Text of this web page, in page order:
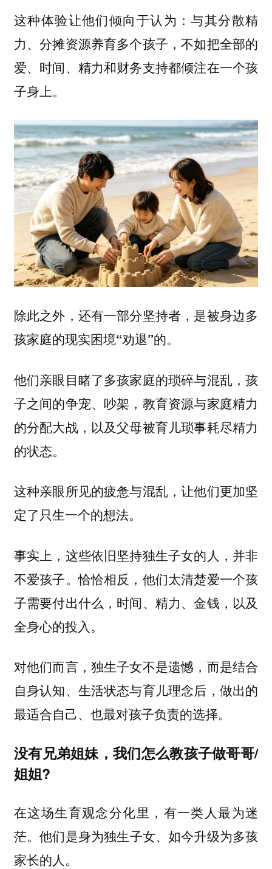
这种体验让他们倾向于认为：与其分散精
力、分摊资源养育多个孩子，不如把全部的
爱、时间、精力和财务支持都倾注在一个孩
子身上。
除此之外，还有一部分坚持者，是被身边多
孩家庭的现实困境“劝退”的。
他们亲眼目睹了多孩家庭的琐碎与混乱，孩
子之间的争宠、吵架，教育资源与家庭精力
的分配大战，以及父母被育儿琐事耗尽精力
的状态。
这种亲眼所见的疲惫与混乱，让他们更加坚
定了只生一个的想法。
事实上，这些依旧坚持独生子女的人，并非
不爱孩子。恰恰相反，他们太清楚爱一个孩
子需要付出什么，时间、精力、金钱，以及
全身心的投入。
对他们而言，独生子女不是遗憾，而是结合
自身认知、生活状态与育儿理念后，做出的
最适合自己、也最对孩子负责的选择。
没有兄弟姐妹，我们怎么教孩子做哥哥/
姐姐?
在这场生育观念分化里，有一类人最为迷
茫。他们是身为独生子女、如今升级为多孩
家长的人。